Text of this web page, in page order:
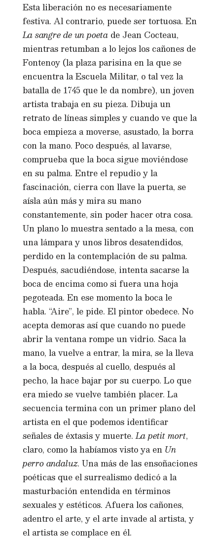
Esta liberación no es necesariamente
festiva. Al contrario, puede ser tortuosa. En
La sangre de un poeta de Jean Cocteau,
mientras retumban a lo lejos los cañones de
Fontenoy (la plaza parisina en la que se
encuentra la Escuela Militar, o tal vez la
batalla de 1745 que le da nombre), un joven
artista trabaja en su pieza. Dibuja un
retrato de líneas simples y cuando ve que la
boca empieza a moverse, asustado, la borra
con la mano. Poco después, al lavarse,
comprueba que la boca sigue moviéndose
en su palma. Entre el repudio y la
fascinación, cierra con llave la puerta, se
aísla aún más y mira su mano
constantemente, sin poder hacer otra cosa.
Un plano lo muestra sentado a la mesa, con
una lámpara y unos libros desatendidos,
perdido en la contemplación de su palma.
Después, sacudiéndose, intenta sacarse la
boca de encima como si fuera una hoja
pegoteada. En ese momento la boca le
habla. “Aire”, le pide. El pintor obedece. No
acepta demoras así que cuando no puede
abrir la ventana rompe un vidrio. Saca la
mano, la vuelve a entrar, la mira, se la lleva
a la boca, después al cuello, después al
pecho, la hace bajar por su cuerpo. Lo que
era miedo se vuelve también placer. La
secuencia termina con un primer plano del
artista en el que podemos identificar
señales de éxtasis y muerte.La petit mort,
claro, como la habíamos visto ya en Un
perro andaluz. Una más de las ensoñaciones
poéticas que el surrealismo dedicó a la
masturbación entendida en términos
sexuales y estéticos. Afuera los cañones,
adentro el arte, y el arte invade al artista, y
el artista se complace en él.